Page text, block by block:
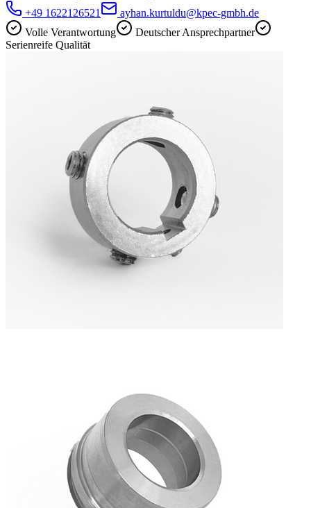
+49 1622126521
ayhan.kurtuldu@kpec-gmbh.de
Volle Verantwortung
Deutscher Ansprechpartner
Serienreife Qualität